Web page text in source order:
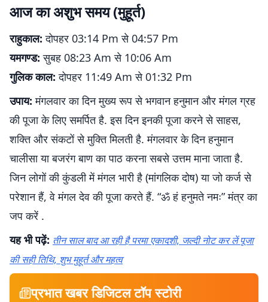
आज का अशुभ समय (मुहूर्त)
राहुकाल: दोपहर 03:14 Pm से 04:57 Pm
यमगण्ड:सुबह 08:23 Am से 10:06 Am
गुलिक काल: दोपहर 11:49 Am से 01:32 Pm
उपाय:मंगलवार का दिन मुख्य रूप से भगवान हनुमान और मंगल ग्रह
की पूजा के लिए समर्पित है. इस दिन इनकी पूजा करने से साहस,
शक्ति और संकटों से मुक्ति मिलती है. मंगलवार के दिन हनुमान
चालीसा या बजरंग बाण का पाठ करना सबसे उत्तम माना जाता है.
जिन लोगों की कुंडली में मंगल भारी है (मांगलिक दोष) या जो कर्ज से
परेशान हैं, वे मंगल देव की पूजा करते हैं. “ॐ हं हनुमते नमः” मंत्र का
जप करें .
यह भी पढ़ें: तीन साल बाद आ रही है परमा एकादशी, जल्दी नोट कर लें पूजा
की सही तिथि, शुभ मुहूर्त और महत्व
प्रभात खबर डिजिटल टॉप स्टोरी